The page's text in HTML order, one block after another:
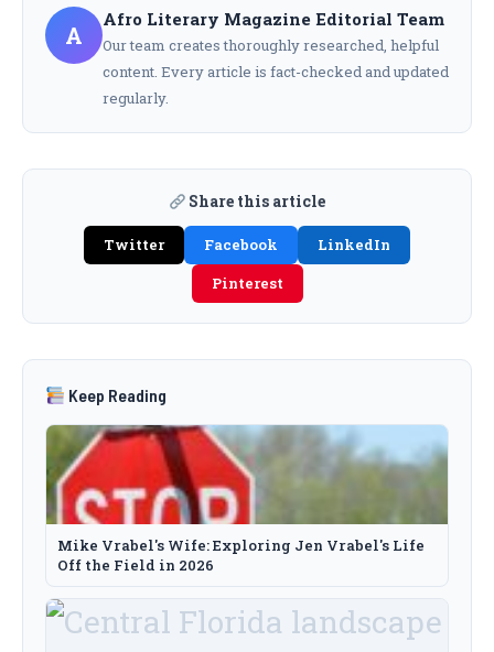
A
Afro Literary Magazine Editorial Team
Our team creates thoroughly researched, helpful
content. Every article is fact-checked and updated
regularly.
Share this article
Twitter Facebook
LinkedIn
Pinterest
Keep Reading
Mike Vrabel's Wife: Exploring Jen Vrabel's Life
Off the Field in 2026